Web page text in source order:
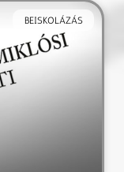
BEISKOLÁZÁS